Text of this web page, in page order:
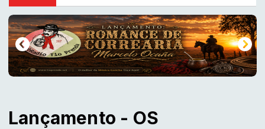
Lançamento - OS